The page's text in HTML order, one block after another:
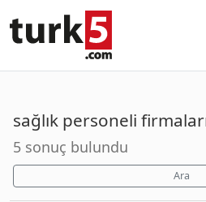
sağlık personeli
5 sonuç bulundu
Ara